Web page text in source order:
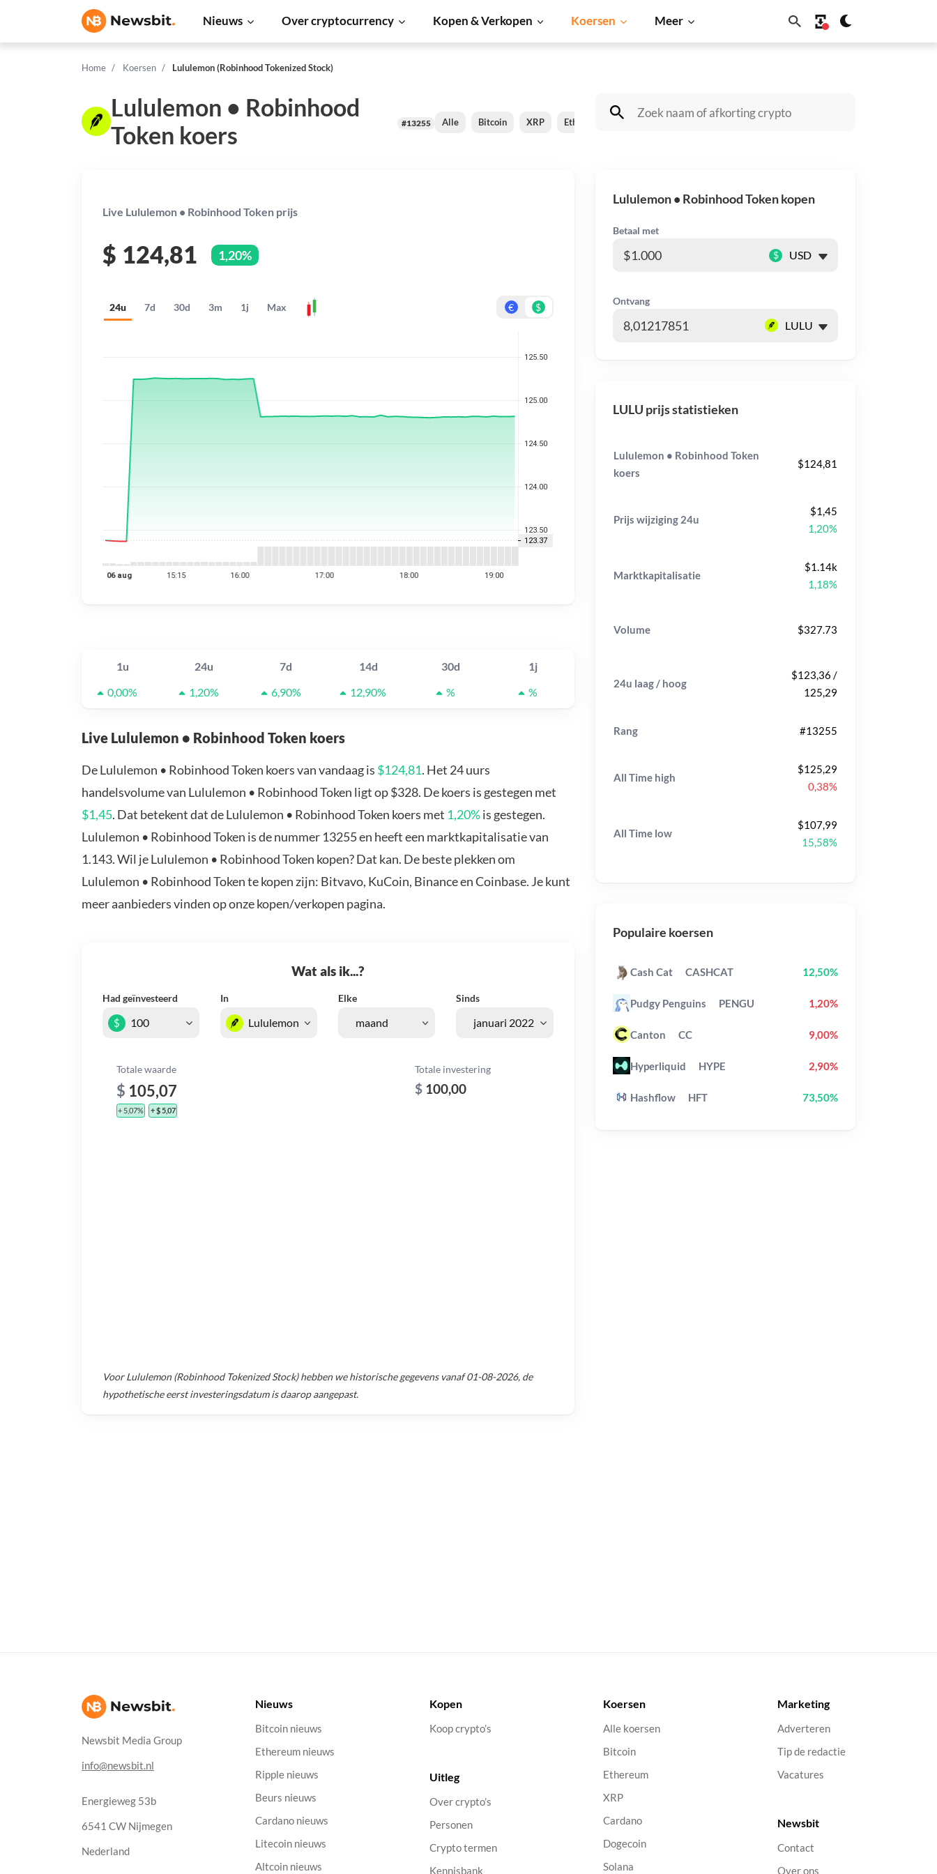
Nieuws Over cryptocurrency Kopen & Verkopen Koersen Meer
Home Koersen Lululemon (Robinhood Tokenized Stock)
Lululemon • Robinhood
Token koers
#13255 Alle Bitcoin XRP Ethereum Cardano Dogecoin
Live Lululemon • Robinhood Token prijs
$ 124,81 1,20%
24u 7d 30d 3m 1j Max € $
1u 24u 7d 14d 30d
1j
0,00%
1,20% 6,90% 12,90% % %
Live Lululemon • Robinhood Token koers
De Lululemon • Robinhood Token koers van vandaag is $124,81. Het 24 uurs
handelsvolume van Lululemon • Robinhood Token ligt op $328. De koers is gestegen met
$1,45. Dat betekent dat de Lululemon • Robinhood Token koers met 1,20%is gestegen.
Lululemon • Robinhood Token is de nummer 13255 en heeft een marktkapitalisatie van
1.143. Wil je Lululemon • Robinhood Token kopen? Dat kan. De beste plekken om
Lululemon • Robinhood Token te kopen zijn: Bitvavo, KuCoin, Binance en Coinbase. Je kunt
meer aanbieders vinden op onze kopen/verkopen pagina.
Wat als ik...?
Had geïnvesteerd In Elke Sinds
$
Totale waarde
$ 105,07
+ 5,07% + $ 5,07
Totale investering
$ 100,00
VoorLululemon (Robinhood Tokenized Stock)hebben we historische gegevens vanaf01-08-2026, de
hypothetische eerst investeringsdatum is daarop aangepast.
Lululemon • Robinhood Token kopen
Betaal met
$
Ontvang
LULU prijs statistieken
Lululemon • Robinhood Token
koers
$124,81
Prijs wijziging 24u
$1,45
1,20%
Marktkapitalisatie
$1.14k
1,18%
Volume $327.73
24u laag / hoog
$123,36 /
125,29
Rang #13255
All Time high
$125,29
0,38%
All Time low
$107,99
15,58%
Populaire koersen
Cash Cat CASHCAT 12,50%
Pudgy Penguins PENGU 1,20%
Canton CC 9,00%
Hyperliquid HYPE 2,90%
Hashflow HFT 73,50%
Newsbit Media Group
info@newsbit.nl
Energieweg 53b
6541 CW Nijmegen
Nederland
Nieuws
Bitcoin nieuws
Ethereum nieuws
Ripple nieuws
Beurs nieuws
Cardano nieuws
Litecoin nieuws
Altcoin nieuws
Kopen
Koop crypto’s
Uitleg
Over crypto’s
Personen
Crypto termen
Kennisbank
Koersen
Alle koersen
Bitcoin
Ethereum
XRP
Cardano
Dogecoin
Solana
Marketing
Adverteren
Tip de redactie
Vacatures
Newsbit
Contact
Over ons